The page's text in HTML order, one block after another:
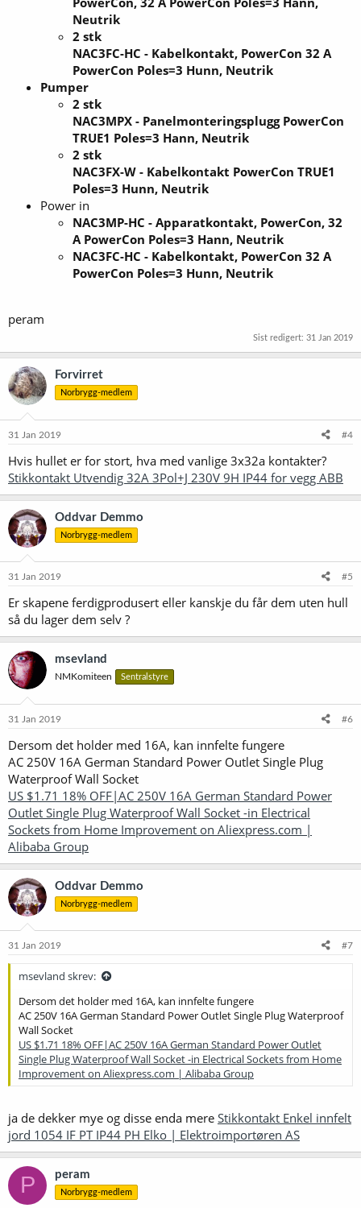
Neutrik
2 stk
NAC3FC-HC - Kabelkontakt, PowerCon 32 A
PowerCon Poles=3 Hunn, Neutrik
Pumper
2 stk
NAC3MPX - Panelmonteringsplugg PowerCon
TRUE1 Poles=3 Hann, Neutrik
2 stk
NAC3FX-W - Kabelkontakt PowerCon TRUE1
Poles=3 Hunn, Neutrik
Power in
NAC3MP-HC - Apparatkontakt, PowerCon, 32
A PowerCon Poles=3 Hann, Neutrik
NAC3FC-HC - Kabelkontakt, PowerCon 32 A
PowerCon Poles=3 Hunn, Neutrik
peram
Sist redigert: 31 Jan 2019
Forvirret
Norbrygg-medlem
31 Jan 2019 #4
Hvis hullet er for stort, hva med vanlige 3x32a kontakter?
Stikkontakt Utvendig 32A 3Pol+J 230V 9H IP44 for vegg ABB
Oddvar Demmo
Norbrygg-medlem
31 Jan 2019 #5
Er skapene ferdigprodusert eller kanskje du får dem uten hull
så du lager dem selv ?
msevland
NMKomiteen Sentralstyre
31 Jan 2019 #6
Dersom det holder med 16A, kan innfelte fungere
AC 250V 16A German Standard Power Outlet Single Plug
Waterproof Wall Socket
US $1.71 18% OFF|AC 250V 16A German Standard Power
Outlet Single Plug Waterproof Wall Socket -in Electrical
Sockets from Home Improvement on Aliexpress.com |
Alibaba Group
Oddvar Demmo
Norbrygg-medlem
31 Jan 2019 #7
msevland skrev:
Dersom det holder med 16A, kan innfelte fungere
AC 250V 16A German Standard Power Outlet Single Plug Waterproof
Wall Socket
US $1.71 18% OFF|AC 250V 16A German Standard Power Outlet
Single Plug Waterproof Wall Socket -in Electrical Sockets from Home
Improvement on Aliexpress.com | Alibaba Group
ja de dekker mye og disse enda mere Stikkontakt Enkel innfelt
jord 1054 IF PT IP44 PH Elko | Elektroimportøren AS
P peram
Norbrygg-medlem